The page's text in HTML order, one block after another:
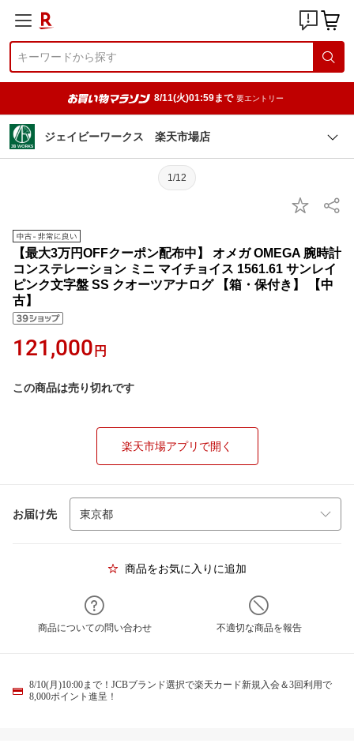
8/11(火)01:59まで 要エントリー
ジェイビーワークス 楽天市場店
1/12
【最大3万円OFFクーポン配布中】 オメガ OMEGA 腕時計
コンステレーション ミニ マイチョイス 1561.61 サンレイ
ピンク文字盤 SS クオーツアナログ 【箱・保付き】 【中
古】
121,000 円
この商品は売り切れです
楽天市場アプリで開く
お届け先
商品をお気に入りに追加
商品についての問い合わせ 不適切な商品を報告
8/10(月)10:00まで！JCBブランド選択で楽天カード新規入会＆3回利用で
8,000ポイント進呈！